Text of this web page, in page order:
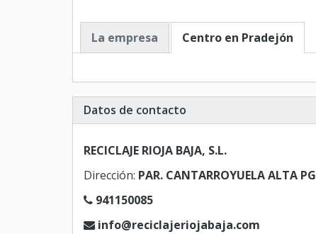
La empresa Centro en Pradejón
Datos de contacto
RECICLAJE RIOJA BAJA, S.L.
Dirección: PAR. CANTARROYUELA ALTA
941150085
info@reciclajeriojabaja.com